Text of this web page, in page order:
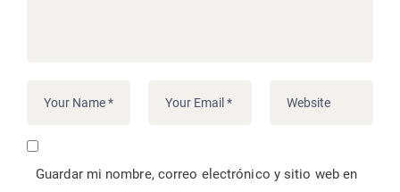
Guardar mi nombre, correo electrónico y sitio web en